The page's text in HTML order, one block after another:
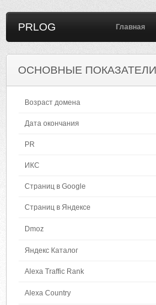
PRLOG Главная
ОСНОВНЫЕ
Возраст домена
Дата окончания
PR
ИКС
Страниц в Google
Страниц в Яндексе
Dmoz
Яндекс Каталог
Alexa Traffic Rank
Alexa Country